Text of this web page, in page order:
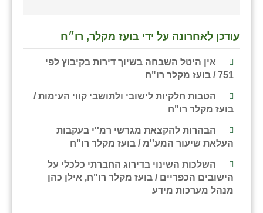
עודכן לאחרונה על ידי בועז מקלר, רו״ח
אין היטל השבחה בשיוך דירות בקיבוץ לפי
751 / בועז מקלר רו"ח
הטבות חלקיות לישובי ולתושבי קווי העימות /
בועז מקלר רו"ח
הבהרות להקצאת מגרשי רמ''י בעקבות
העלאת שיעור המע''מ / בועז מקלר רו"ח
השלכות השינוי בדירוג החברתי כלכלי על
הישובים הכפריים / בועז מקלר רו"ח, אילן כהן
מנהל מערכות מידע